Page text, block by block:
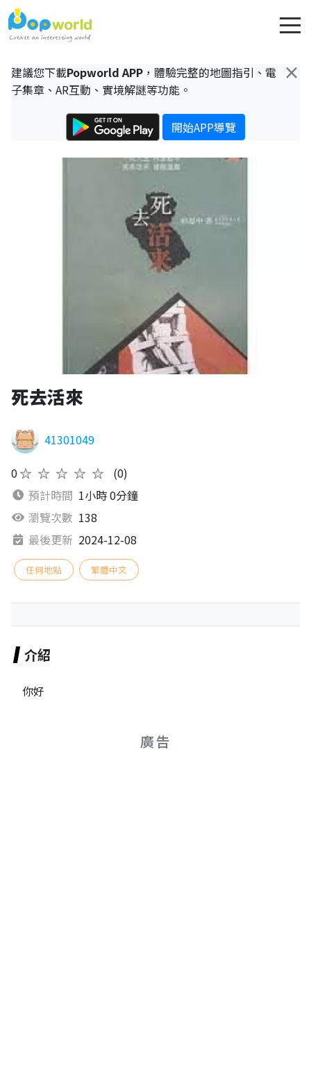
×
建議您下載Popworld APP ，體驗完整的地圖指引、電
子集章、AR互動、實境解謎等功能。
開始APP導覽
死去活來
41301049
0★★★★★
(0)
預計時間 1小時 0分鐘
瀏覽次數 138
最後更新 2024-12-08
任何地點 繁體中文
介紹
你好
廣告